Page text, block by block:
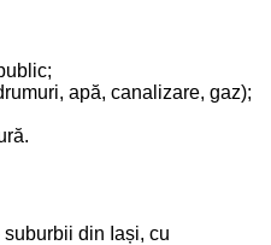
apă, canalizare, gaz);
din Iași, cu